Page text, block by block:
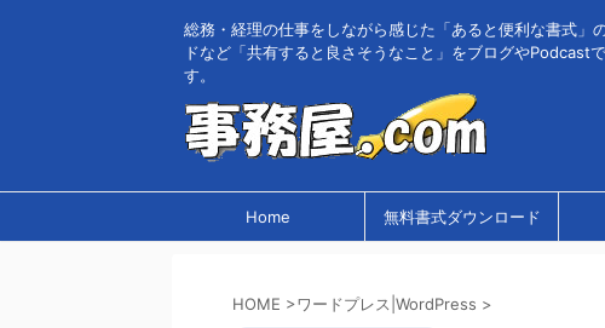
総務・経理の仕事をしながら感じた「あると便利な書式」
ドなど「共有すると良さそうなこと」をブログやPodcast
す。
Home 無料書式ダウンロード
HOME >ワードプレス|WordPress >